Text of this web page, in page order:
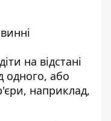
на відстані
одного, або
наприклад,